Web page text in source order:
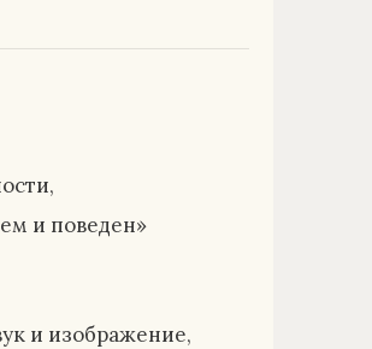
и поведен»
и изображение,